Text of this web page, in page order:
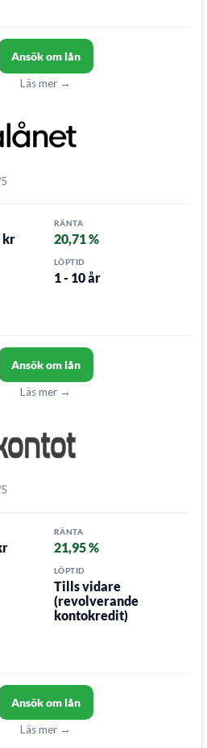
Ansök om lån
Läs mer →
kr
RÄNTA
20,71 %
LÖPTID
1 - 10 år
Ansök om lån
Läs mer →
RÄNTA
21,95 %
LÖPTID
Tills vidare
(revolverande
kontokredit)
Ansök om lån
Läs mer →